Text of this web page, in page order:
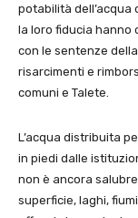
potabilità dell’acqua
la loro fiducia hanno
con le sentenze
risarcimenti e
comuni e Talete.
L’acqua distribuita
in piedi dalle
non è ancora
superficie, laghi,